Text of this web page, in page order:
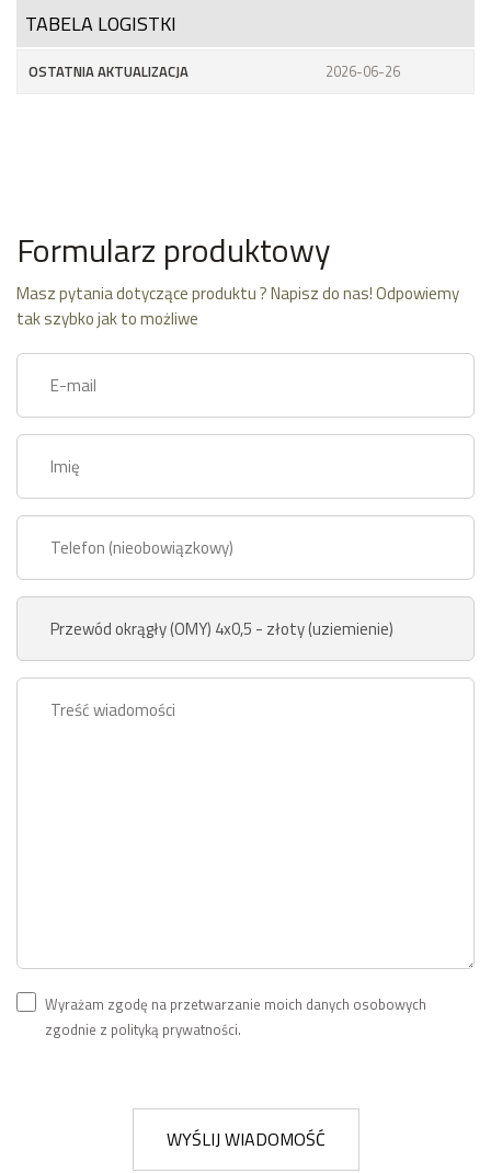
TABELA LOGISTKI
OSTATNIA AKTUALIZACJA 2026-06-26
Formularz produktowy
Masz pytania dotyczące produktu ? Napisz do nas! Odpowiemy
tak szybko jak to możliwe
Wyrażam zgodę na przetwarzanie moich danych osobowych
zgodnie z polityką prywatności.
WYŚLIJ WIADOMOŚĆ